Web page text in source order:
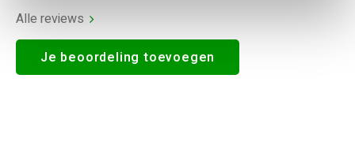
Alle reviews
Je beoordeling toevoegen